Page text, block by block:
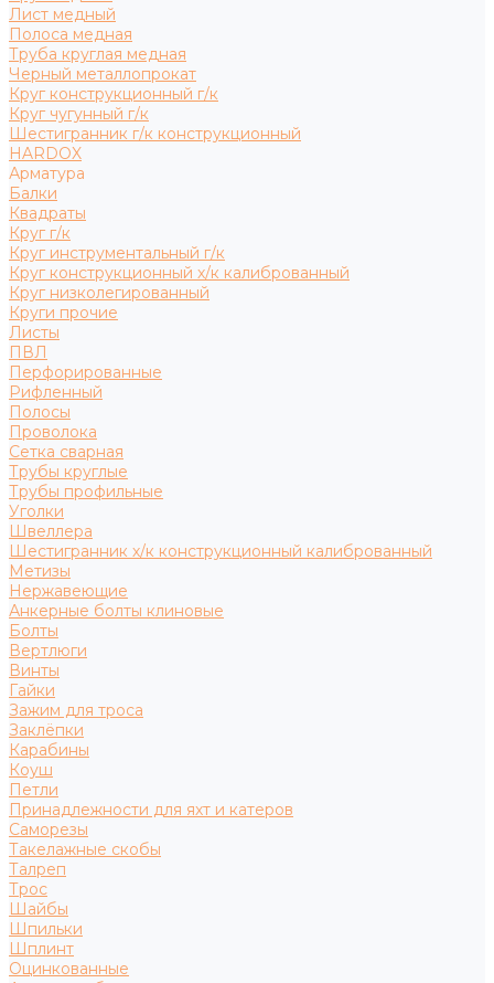
Лист медный
Полоса медная
Труба круглая медная
Черный металлопрокат
Круг конструкционный г/к
Круг чугунный г/к
Шестигранник г/к конструкционный
HARDOX
Арматура
Балки
Квадраты
Круг г/к
Круг инструментальный г/к
Круг конструкционный х/к калиброванный
Круг низколегированный
Круги прочие
Листы
ПВЛ
Перфорированные
Рифленный
Полосы
Проволока
Сетка сварная
Трубы круглые
Трубы профильные
Уголки
Швеллера
Шестигранник х/к конструкционный калиброванный
Метизы
Нержавеющие
Анкерные болты клиновые
Болты
Вертлюги
Винты
Гайки
Зажим для троса
Заклёпки
Карабины
Коуш
Петли
Принадлежности для яхт и катеров
Саморезы
Такелажные скобы
Талреп
Трос
Шайбы
Шпильки
Шплинт
Оцинкованные